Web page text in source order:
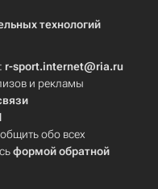
технологий
r-sport.internet@ria.ru
и рекламы
обо всех
формой обратной